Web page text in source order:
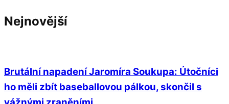
Nejnovější
Brutální napadení Jaromíra Soukupa: Útočníci
ho měli zbít baseballovou pálkou, skončil s